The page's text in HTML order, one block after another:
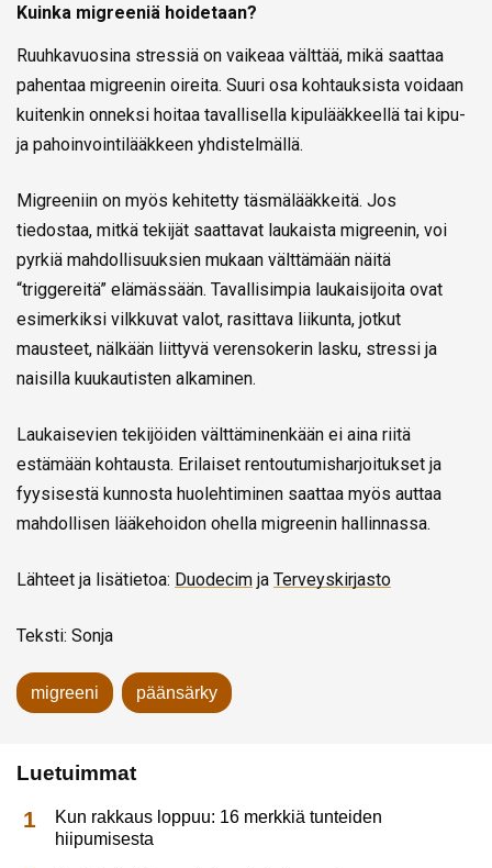
Kuinka migreeniä hoidetaan?
Ruuhkavuosina stressiä on vaikeaa välttää, mikä saattaa
pahentaa migreenin oireita. Suuri osa kohtauksista voidaan
kuitenkin onneksi hoitaa tavallisella kipulääkkeellä tai kipu-
ja pahoinvointilääkkeen yhdistelmällä.
Migreeniin on myös kehitetty täsmälääkkeitä. Jos
tiedostaa, mitkä tekijät saattavat laukaista migreenin, voi
pyrkiä mahdollisuuksien mukaan välttämään näitä
“triggereitä” elämässään. Tavallisimpia laukaisijoita ovat
esimerkiksi vilkkuvat valot, rasittava liikunta, jotkut
mausteet, nälkään liittyvä verensokerin lasku, stressi ja
naisilla kuukautisten alkaminen.
Laukaisevien tekijöiden välttäminenkään ei aina riitä
estämään kohtausta. Erilaiset rentoutumisharjoitukset ja
fyysisestä kunnosta huolehtiminen saattaa myös auttaa
mahdollisen lääkehoidon ohella migreenin hallinnassa.
Lähteet ja lisätietoa: Duodecim ja Terveyskirjasto
Teksti: Sonja
migreeni päänsärky
Luetuimmat
Kun rakkaus loppuu: 16 merkkiä tunteiden
hiipumisesta